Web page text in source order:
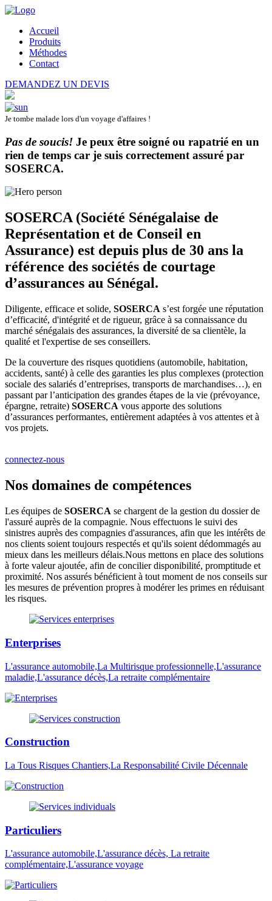
Accueil
Produits
Méthodes
Contact
DEMANDEZ UN DEVIS
Je tombe malade lors d'un voyage d'affaires !
Pas de soucis! Je peux être soigné ou rapatrié en un
rien de temps car je suis correctement assuré par
SOSERCA.
SOSERCA (Société Sénégalaise de
Représentation et de Conseil en
Assurance) est depuis plus de 30 ans la
référence des sociétés de courtage
d’assurances au Sénégal.
Diligente, efficace et solide, SOSERCA s’est forgée une réputation
d’efficacité, d'intégrité et de rigueur, grâce à sa connaissance du
marché sénégalais des assurances, la diversité de sa clientèle, la
qualité et l'expertise de ses conseillers.
De la couverture des risques quotidiens (automobile, habitation,
accidents, santé) à celle des garanties les plus complexes (protection
sociale des salariés d’entreprises, transports de marchandises…), en
passant par l’anticipation des grandes étapes de la vie (prévoyance,
épargne, retraite) SOSERCA vous apporte des solutions
d’assurances performantes, entièrement adaptées à vos attentes et à
vos projets.
connectez-nous
Nos domaines de compétences
Les équipes de SOSERCA se chargent de la gestion du dossier de
l'assuré auprès de la compagnie. Nous effectuons le suivi des
sinistres auprès des compagnies d'assurances, afin que les intérêts de
nos clients soient toujours respectés et qu'ils soient dédommagés au
mieux dans les meilleurs délais.Nous mettons en place des solutions
à forte valeur ajoutée, afin de concilier disponibilité, promptitude et
proximité. Nos assurés bénéficient à tout moment de nos conseils sur
les mesures de prévention propres à modérer les primes en réduisant
les risques.
Enterprises
L'assurance automobile,La Multirisque professionnelle,L'assurance
maladie,L'assurance décès,La retraite complémentaire
Construction
La Tous Risques Chantiers,La Responsabilité Civile Décennale
Particuliers
L'assurance automobile,L'assurance décès, La retraite
complémentaire,L'assurance voyage